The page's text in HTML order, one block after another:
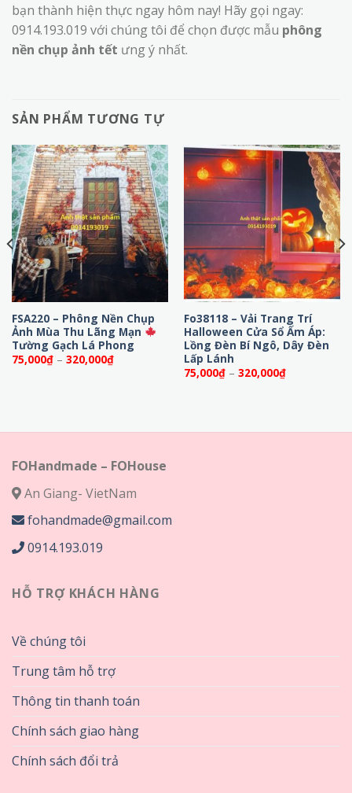
bạn thành hiện thực ngay hôm nay! Hãy gọi ngay:
0914.193.019 với chúng tôi để chọn được mẫu phông
nền chụp ảnh tết ưng ý nhất.
SẢN PHẨM TƯƠNG TỰ
FSA220 – Phông Nền Chụp
Ảnh Mùa Thu Lãng Mạn
Tường Gạch Lá Phong
75,000₫ – 320,000₫Khoảng
giá:
Fo38118 – Vải Trang Trí
Halloween Cửa Sổ Ấm Áp:
Lồng Đèn Bí Ngô, Dây Đèn
Lấp Lánh
75,000₫ – 320,000₫Khoảng
giá:
FOHandmade – FOHouse
An Giang- VietNam
fohandmade@gmail.com
0914.193.019
HỖ TRỢ KHÁCH HÀNG
Về chúng tôi
Trung tâm hỗ trợ
Thông tin thanh toán
Chính sách giao hàng
Chính sách đổi trả